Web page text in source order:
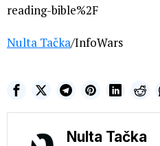
reading-bible%2F
Nulta Tačka/InfoWars
Nulta Tačka